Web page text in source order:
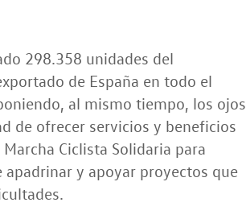
298.358 unidades del
de España en todo el
al mismo tiempo, los ojos
de ofrecer servicios y beneficios
Ciclista Solidaria para
y apoyar proyectos que